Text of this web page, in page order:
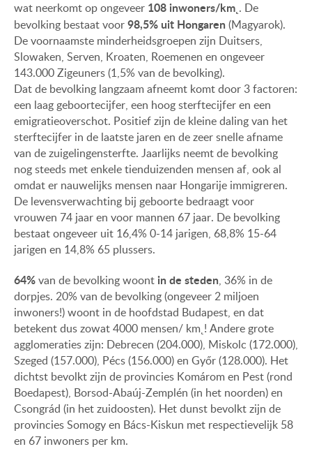
wat neerkomt op ongeveer 108 inwoners/km˛ . De
bevolking bestaat voor98,5% uit Hongaren (Magyarok).
De voornaamste minderheidsgroepen zijn Duitsers,
Slowaken, Serven, Kroaten, Roemenen en ongeveer
143.000 Zigeuners (1,5% van de bevolking).
Dat de bevolking langzaam afneemt komt door 3 factoren:
een laag geboortecijfer, een hoog sterftecijfer en een
emigratieoverschot. Positief zijn de kleine daling van het
sterftecijfer in de laatste jaren en de zeer snelle afname
van de zuigelingensterfte. Jaarlijks neemt de bevolking
nog steeds met enkele tienduizenden mensen af, ook al
omdat er nauwelijks mensen naar Hongarije immigreren.
De levensverwachting bij geboorte bedraagt voor
vrouwen 74 jaar en voor mannen 67 jaar. De bevolking
bestaat ongeveer uit 16,4% 0-14 jarigen, 68,8% 15-64
jarigen en 14,8% 65 plussers.
64%van de bevolking woontin de steden, 36% in de
dorpjes. 20% van de bevolking (ongeveer 2 miljoen
inwoners!) woont in de hoofdstad Budapest, en dat
betekent dus zowat 4000 mensen/ km˛! Andere grote
agglomeraties zijn: Debrecen (204.000), Miskolc (172.000),
Szeged (157.000), Pécs (156.000) en Győr (128.000). Het
dichtst bevolkt zijn de provincies Komárom en Pest (rond
Boedapest), Borsod-Abaúj-Zemplén (in het noorden) en
Csongrád (in het zuidoosten). Het dunst bevolkt zijn de
provincies Somogy en Bács-Kiskun met respectievelijk 58
en 67 inwoners per km.